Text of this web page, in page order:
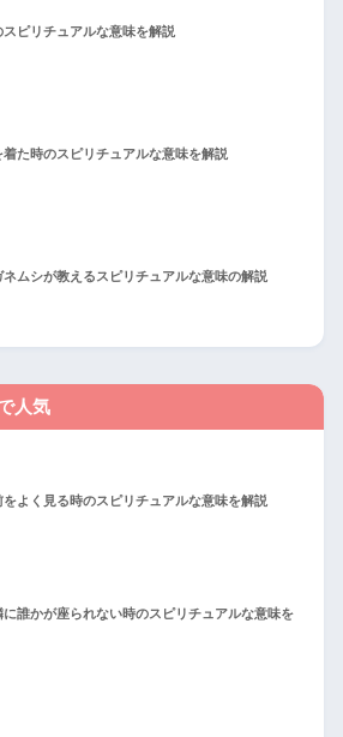
スピリチュアルな意味を解説
着た時のスピリチュアルな意味を解説
ネムシが教えるスピリチュアルな意味の解説
人気
をよく見る時のスピリチュアルな意味を解説
に誰かが座られない時のスピリチュアルな意味を